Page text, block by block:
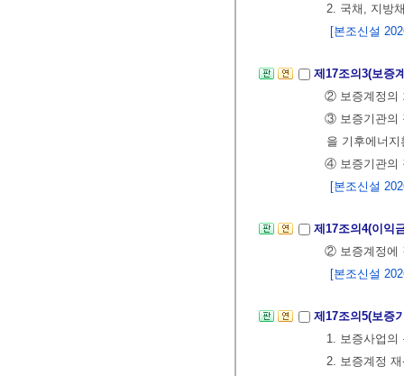
2. 국채, 지방
[본조신설
제17조의3(보증
② 보증계정의
③ 보증기관의
을 기후에너
④ 보증기관의
[본조신설
제17조의4(이익
② 보증계정에
[본조신설
제17조의5(보증
1. 보증사업의
2. 보증계정